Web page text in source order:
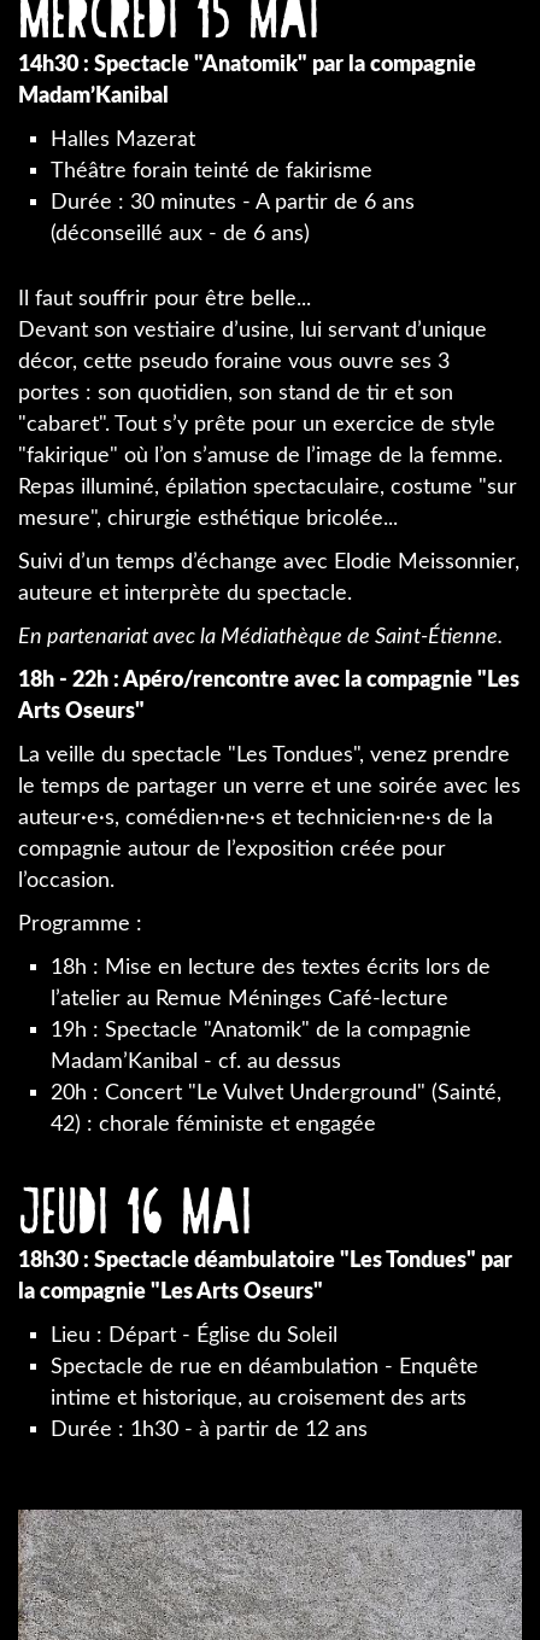
Mercredi 15 mai
14h30 : Spectacle "Anatomik" par la compagnie
Madam’Kanibal
Halles Mazerat
Théâtre forain teinté de fakirisme
Durée : 30 minutes - A partir de 6 ans
(déconseillé aux - de 6 ans)
Il faut souffrir pour être belle...
Devant son vestiaire d’usine, lui servant d’unique
décor, cette pseudo foraine vous ouvre ses 3
portes : son quotidien, son stand de tir et son
"cabaret". Tout s’y prête pour un exercice de style
"fakirique" où l’on s’amuse de l’image de la femme.
Repas illuminé, épilation spectaculaire, costume "sur
mesure", chirurgie esthétique bricolée...
Suivi d’un temps d’échange avec Elodie Meissonnier,
auteure et interprète du spectacle.
En partenariat avec la Médiathèque de Saint-Étienne.
18h - 22h : Apéro/rencontre avec la compagnie "Les
Arts Oseurs"
La veille du spectacle "Les Tondues", venez prendre
le temps de partager un verre et une soirée avec les
auteur·e·s, comédien·ne·s et technicien·ne·s de la
compagnie autour de l’exposition créée pour
l’occasion.
Programme :
18h : Mise en lecture des textes écrits lors de
l’atelier au Remue Méninges Café-lecture
19h : Spectacle "Anatomik" de la compagnie
Madam’Kanibal - cf. au dessus
20h : Concert "Le Vulvet Underground" (Sainté,
42) : chorale féministe et engagée
Jeudi 16 mai
18h30 : Spectacle déambulatoire "Les Tondues" par
la compagnie "Les Arts Oseurs"
Lieu : Départ - Église du Soleil
Spectacle de rue en déambulation - Enquête
intime et historique, au croisement des arts
Durée : 1h30 - à partir de 12 ans